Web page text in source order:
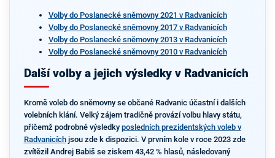
Volby do Poslanecké sněmovny 2021 v Radvanicích
Volby do Poslanecké sněmovny 2017 v Radvanicích
Volby do Poslanecké sněmovny 2013 v Radvanicích
Volby do Poslanecké sněmovny 2010 v Radvanicích
Další volby a jejich výsledky v Radvanicích
Kromě voleb do sněmovny se občané Radvanic účastní i dalších
volebních klání. Velký zájem tradičně provází volbu hlavy státu,
přičemž podrobné výsledky posledních prezidentských voleb v
Radvanicíchjsou zde k dispozici. V prvním kole v roce 2023 zde
zvítězil Andrej Babiš se ziskem 43,42 % hlasů, následovaný